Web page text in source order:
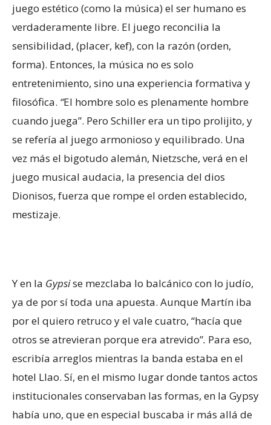
juego estético (como la música) el ser humano es
verdaderamente libre. El juego reconcilia la
sensibilidad, (placer, kef), con la razón (orden,
forma). Entonces, la música no es solo
entretenimiento, sino una experiencia formativa y
filosófica. “El hombre solo es plenamente hombre
cuando juega”. Pero Schiller era un tipo prolijito, y
se refería al juego armonioso y equilibrado. Una
vez más el bigotudo alemán, Nietzsche, verá en el
juego musical audacia, la presencia del dios
Dionisos, fuerza que rompe el orden establecido,
mestizaje.
Y en la Gypsise mezclaba lo balcánico con lo judío,
ya de por sí toda una apuesta. Aunque Martín iba
por el quiero retruco y el vale cuatro, “hacía que
otros se atrevieran porque era atrevido”. Para eso,
escribía arreglos mientras la banda estaba en el
hotel Llao. Sí, en el mismo lugar donde tantos actos
institucionales conservaban las formas, en la Gypsy
había uno, que en especial buscaba ir más allá de